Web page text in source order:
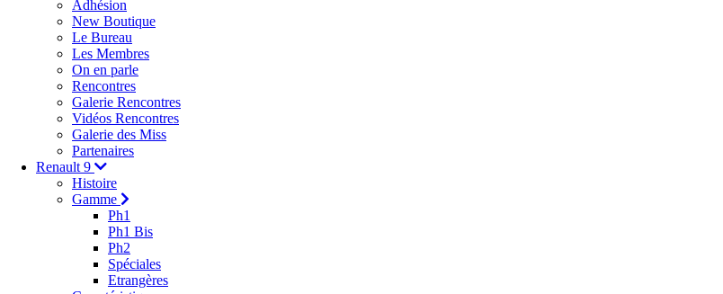
Adhésion
New Boutique
Le Bureau
Les Membres
On en parle
Rencontres
Galerie Rencontres
Vidéos Rencontres
Galerie des Miss
Partenaires
Renault 9
Histoire
Gamme
Ph1
Ph1 Bis
Ph2
Spéciales
Etrangères